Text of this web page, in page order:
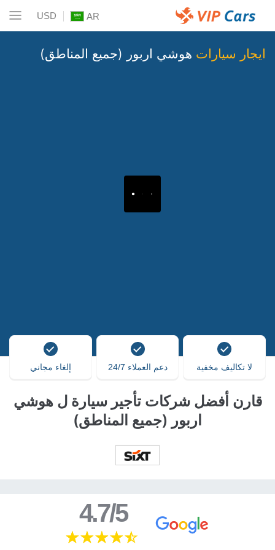
AR
USD
ايجار سيارات هوشي اربور (جميع المناطق)
لا تكاليف مخفية دعم العملاء 24/7 إلغاء مجاني
قارن أفضل شركات تأجير سيارة ل هوشي
اربور (جميع المناطق)
4.7/5